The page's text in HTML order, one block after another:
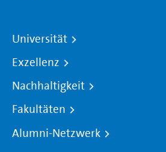
Universität
Exzellenz
Nachhaltigkeit
Fakultäten
Alumni-Netzwerk